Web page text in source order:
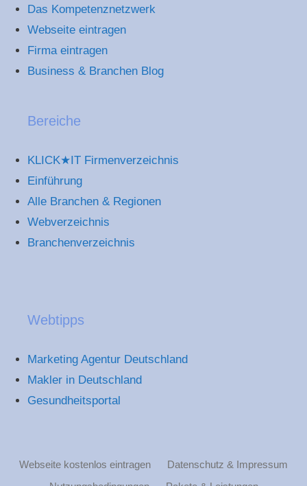
Das Kompetenznetzwerk
Webseite eintragen
Firma eintragen
Business & Branchen Blog
Bereiche
KLICK★IT Firmenverzeichnis
Einführung
Alle Branchen & Regionen
Webverzeichnis
Branchenverzeichnis
Webtipps
Marketing Agentur Deutschland
Makler in Deutschland
Gesundheitsportal
Webseite kostenlos eintragen
Datenschutz & Impressum